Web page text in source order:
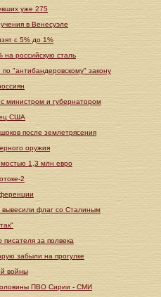
уже 275
в Венесуэле
с 5% до 1%
российскую сталь
"антибандеровскому" закону
министром и губернатором
США
после землетрясения
оружия
1,3 млн евро
2
флаг со Сталиным
за полвека
забыли на прогулке
войны
ПВО Сирии - СМИ